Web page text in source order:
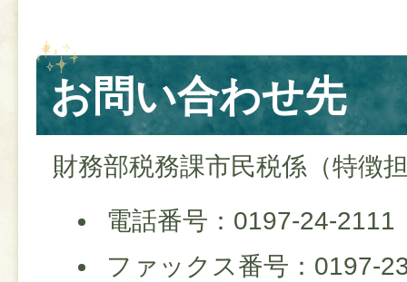
お問い合わせ先
財務部税務課市民税係（特徴
電話番号：0197-24-
ファックス番号：0197-